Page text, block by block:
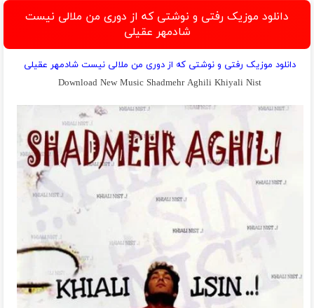
ساخت!
◂پرسش‌نامه)
آموزش رایگان
دانلود موزیک رفتی و نوشتی که از دوری من ملالی نیست
شادمهر عقیلی
دانلود موزیک رفتی و نوشتی که از دوری من ملالی نیست شادمهر عقیلی
Download New Music Shadmehr Aghili Khiyali Nist